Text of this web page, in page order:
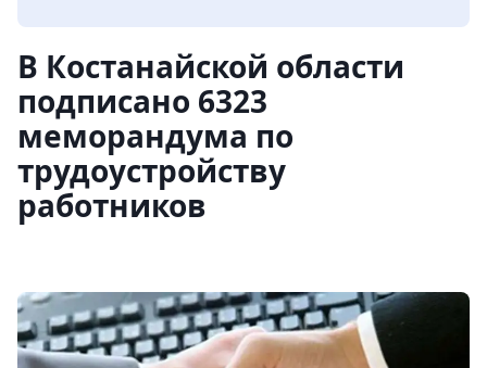
В Костанайской области
подписано 6323
меморандума по
трудоустройству
работников